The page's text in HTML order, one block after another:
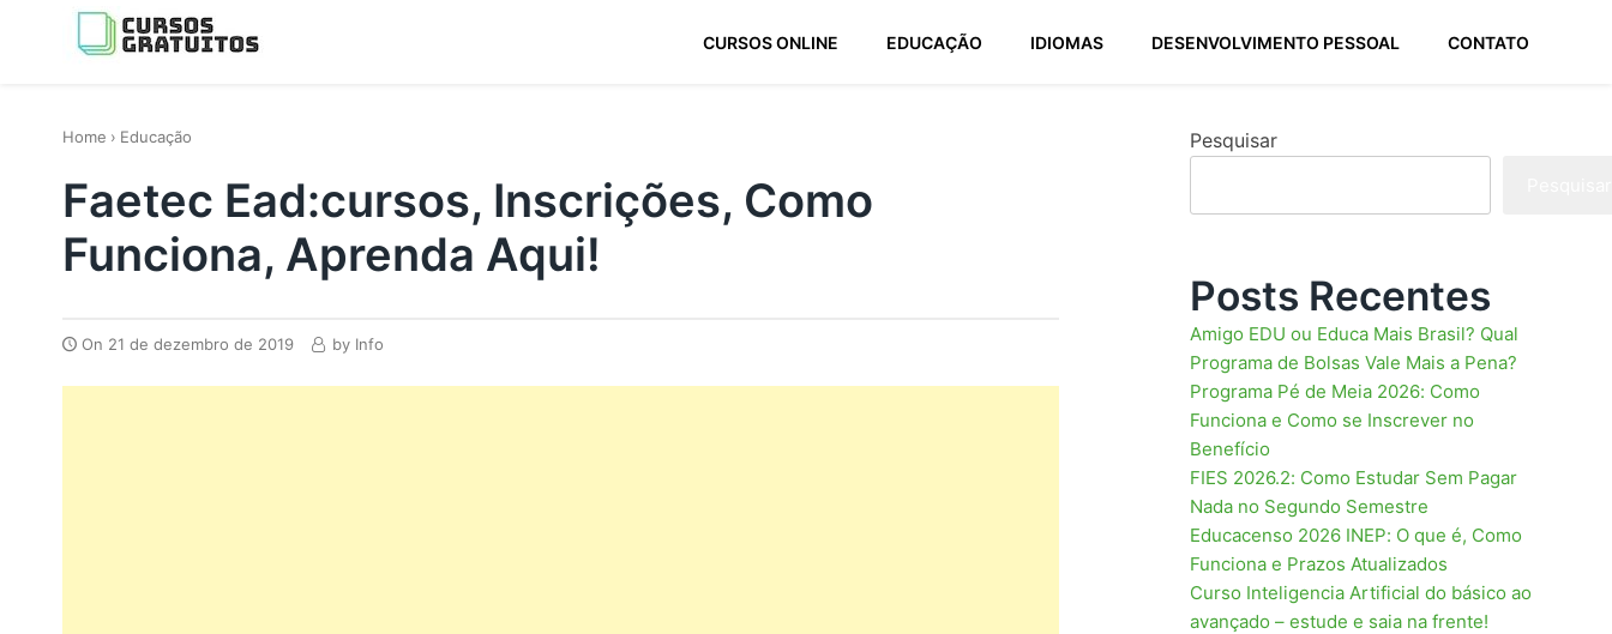
CURSOS ONLINE EDUCAÇÃO IDIOMAS DESENVOLVIMENTO PESSOAL CONTATO
Home › Educação
Faetec Ead:cursos, Inscrições, Como
Funciona, Aprenda Aqui!
On 21 de dezembro de 2019 by Info
Pesquisar
Posts Recentes
Amigo EDU ou Educa Mais Brasil? Qual
Programa de Bolsas Vale Mais a Pena?
Programa Pé de Meia 2026: Como
Funciona e Como se Inscrever no
Benefício
FIES 2026.2: Como Estudar Sem Pagar
Nada no Segundo Semestre
Educacenso 2026 INEP: O que é, Como
Funciona e Prazos Atualizados
Curso Inteligencia Artificial do básico ao
avançado – estude e saia na frente!